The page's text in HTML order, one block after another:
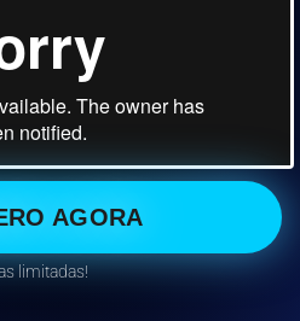
AGORA
limitadas!